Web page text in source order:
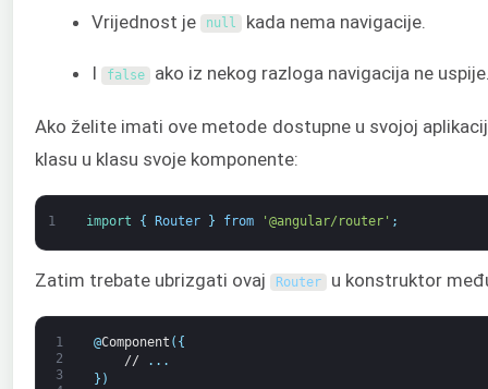
Vrijednost je null kada nema navigacije.
I false ako iz nekog razloga navigacija ne
Ako želite imati ove metode dostupne u svojoj
klasu u klasu svoje komponente:
1 import { Router } from '@angular/router' ;
Zatim trebate ubrizgati ovaj Router u konstruktor
1
2
3
@Component ( {
//
. . .
} )